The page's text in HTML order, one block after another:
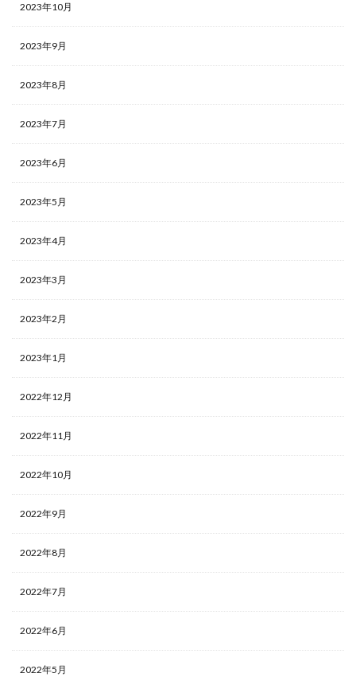
2023年10月
2023年9月
2023年8月
2023年7月
2023年6月
2023年5月
2023年4月
2023年3月
2023年2月
2023年1月
2022年12月
2022年11月
2022年10月
2022年9月
2022年8月
2022年7月
2022年6月
2022年5月